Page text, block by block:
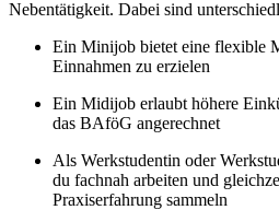
Nebentätigkeit. Dabei sind
Ein Minijob bietet eine flexible
Einnahmen zu erzielen
Ein Midijob erlaubt höhere
das BAföG angerechnet
Als Werkstudentin oder
du fachnah arbeiten und
Praxiserfahrung sammeln